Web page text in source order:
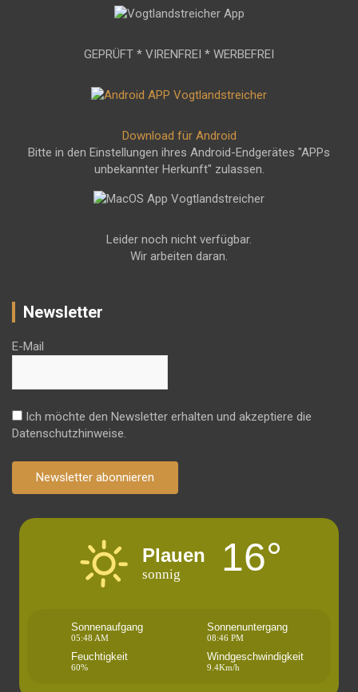
GEPRÜFT * VIRENFREI * WERBEFREI
Download für Android
Bitte in den Einstellungen ihres Android-Endgerätes "APPs
unbekannter Herkunft" zulassen.
Leider noch nicht verfügbar.
Wir arbeiten daran.
Newsletter
E-Mail
Ich möchte den Newsletter erhalten und akzeptiere die
Datenschutzhinweise.
Newsletter abonnieren
Plauen
sonnig 16°
Sonnenaufgang
05:48 AM
Sonnenuntergang
08:46 PM
Feuchtigkeit
60%
Windgeschwindigkeit
9.4Km/h